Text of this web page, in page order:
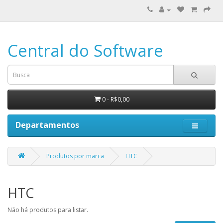
Central do Software
0 - R$0,00
Departamentos
Produtos por marca HTC
HTC
Não há produtos para listar.